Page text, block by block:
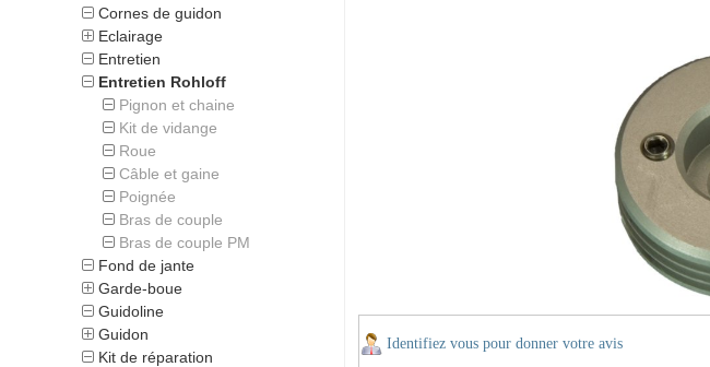
Cornes de guidon
Eclairage
Entretien
Entretien Rohloff
Pignon et chaine
Kit de vidange
Roue
Câble et gaine
Poignée
Bras de couple
Bras de couple PM
Fond de jante
Garde-boue
Guidoline
Guidon
Kit de réparation
Identifiez vous pour donner votre avis